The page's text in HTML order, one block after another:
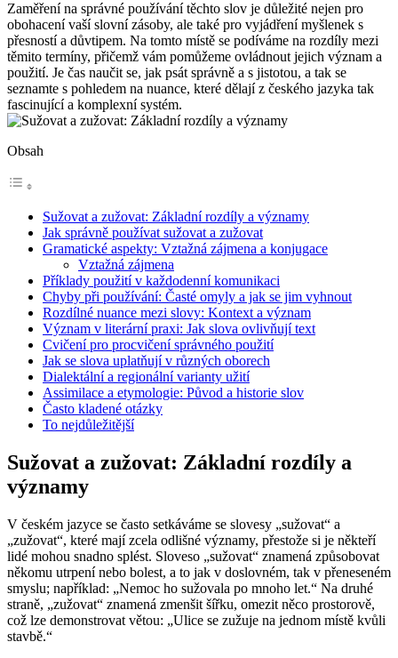
Zaměření na správné používání těchto slov je důležité nejen pro
obohacení vaší slovní zásoby, ale také pro vyjádření myšlenek s
přesností a důvtipem. Na tomto místě se podíváme na rozdíly mezi
těmito termíny, přičemž vám pomůžeme ovládnout jejich význam a
použití. Je čas naučit se, jak psát správně a s jistotou, a tak se
seznamte s pohledem na nuance, které dělají z českého jazyka tak
fascinující a komplexní systém.
Obsah
Sužovat a zužovat: Základní rozdíly a významy
Jak správně používat sužovat a zužovat
Gramatické aspekty: Vztažná zájmena a konjugace
Vztažná zájmena
Příklady použití v každodenní komunikaci
Chyby při používání: Časté omyly a jak se jim vyhnout
Rozdílné nuance mezi slovy: Kontext a význam
Význam v literární praxi: Jak slova ovlivňují text
Cvičení pro procvičení správného použití
Jak se slova uplatňují v různých oborech
Dialektální a regionální varianty užití
Assimilace a etymologie: Původ a historie slov
Často kladené otázky
To nejdůležitější
Sužovat a zužovat: Základní rozdíly a
významy
V českém jazyce se často setkáváme se slovesy „sužovat“ a
„zužovat“, které mají zcela odlišné významy, přestože si je někteří
lidé mohou snadno splést. Sloveso „sužovat“ znamená způsobovat
někomu utrpení nebo bolest, a to jak v doslovném, tak v přeneseném
smyslu; například: „Nemoc ho sužovala po mnoho let.“ Na druhé
straně, „zužovat“ znamená zmenšit šířku, omezit něco prostorově,
což lze demonstrovat větou: „Ulice se zužuje na jednom místě kvůli
stavbě.“